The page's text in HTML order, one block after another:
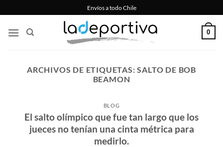
al
contenido
Envíos a todo Chile
0
ARCHIVOS DE ETIQUETAS:SALTO DE BOB
BEAMON
BLOG
El salto olímpico que fue tan largo que los
jueces no tenían una cinta métrica para
medirlo.